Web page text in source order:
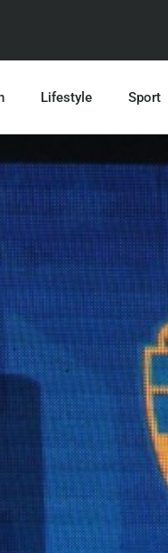
Lifestyle Sport